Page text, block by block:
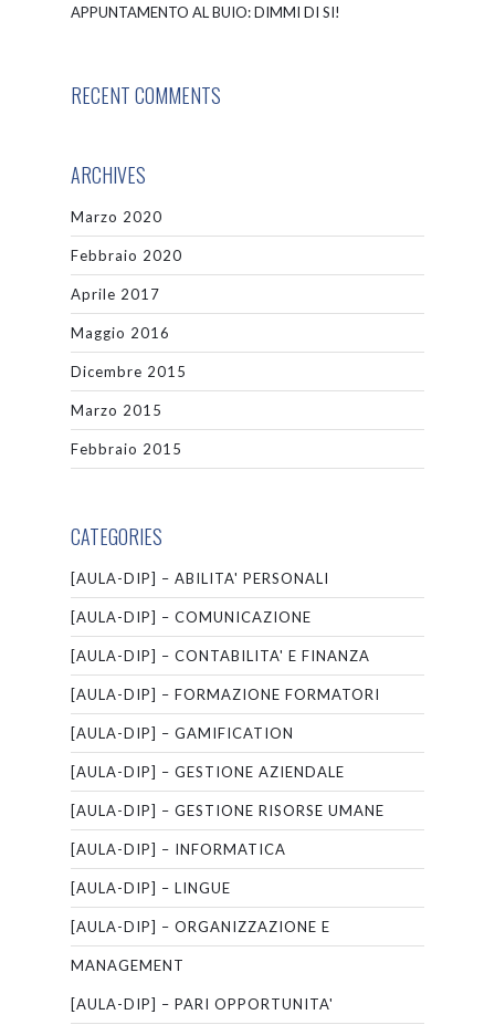
APPUNTAMENTO AL BUIO: DIMMI DI SI!
RECENT COMMENTS
ARCHIVES
Marzo 2020
Febbraio 2020
Aprile 2017
Maggio 2016
Dicembre 2015
Marzo 2015
Febbraio 2015
CATEGORIES
[AULA-DIP] – ABILITA' PERSONALI
[AULA-DIP] – COMUNICAZIONE
[AULA-DIP] – CONTABILITA' E FINANZA
[AULA-DIP] – FORMAZIONE FORMATORI
[AULA-DIP] – GAMIFICATION
[AULA-DIP] – GESTIONE AZIENDALE
[AULA-DIP] – GESTIONE RISORSE UMANE
[AULA-DIP] – INFORMATICA
[AULA-DIP] – LINGUE
[AULA-DIP] – ORGANIZZAZIONE E
MANAGEMENT
[AULA-DIP] – PARI OPPORTUNITA'